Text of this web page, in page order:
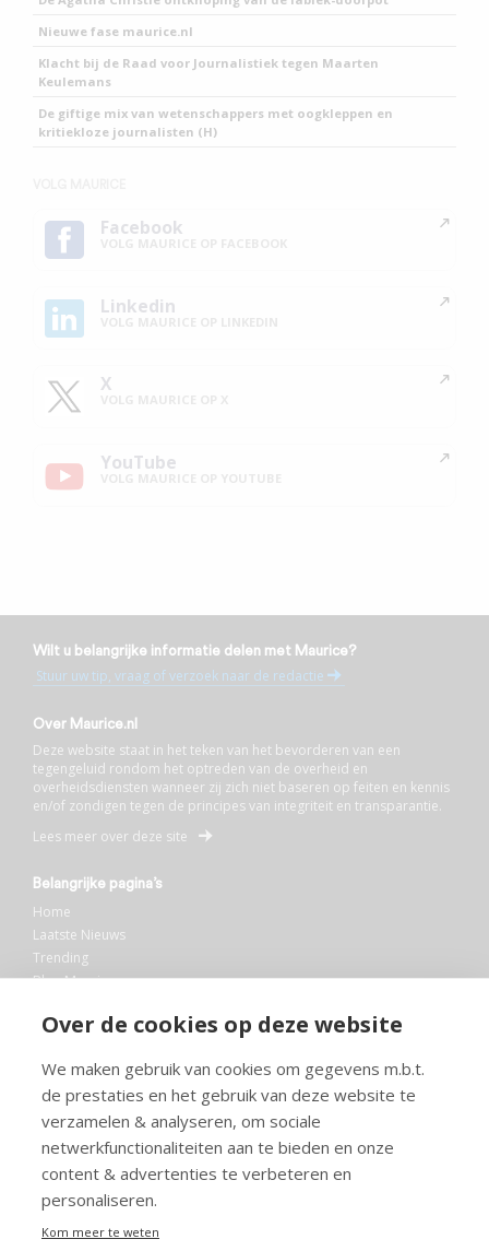
Over de cookies op deze website
We maken gebruik van cookies om gegevens m.b.t.
de prestaties en het gebruik van deze website te
verzamelen & analyseren, om sociale
netwerkfunctionaliteiten aan te bieden en onze
content & advertenties te verbeteren en
personaliseren.
Kom meer te weten
Nieuwe fase maurice.nl
Klacht bij de Raad voor Journalistiek tegen Maarten
Keulemans
De giftige mix van wetenschappers met oogkleppen en
kritiekloze journalisten (H)
Facebook
Linkedin
X
YouTube
Wilt u belangrijke informatie delen met Maurice?
Stuur uw tip, vraag of verzoek naar de redactie
Over Maurice.nl
Deze website staat in het teken van het bevorderen van een
tegengeluid rondom het optreden van de overheid en
overheidsdiensten wanneer zij zich niet baseren op feiten en kennis
en/of zondigen tegen de principes van integriteit en transparantie.
Lees meer over deze site
Belangrijke pagina’s
Home
Laatste Nieuws
Trending
Blog Maurice
Bibliotheek
Info en service
FAQ
Doneren
Privacy
Voorwaarden
Meedoen